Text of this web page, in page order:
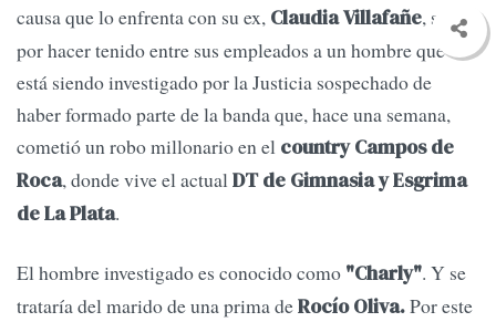
causa que lo enfrenta con su ex, Claudia Villafañe, sino
por hacer tenido entre sus empleados a un hombre que
está siendo investigado por la Justicia sospechado de
haber formado parte de la banda que, hace una semana,
cometió un robo millonario en el country Campos de
Roca, donde vive el actualDT de Gimnasia y Esgrima
de La Plata.
El hombre investigado es conocido como "Charly". Y se
trataría del marido de una prima deRocío Oliva.Por este